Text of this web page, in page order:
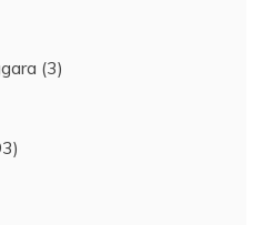
(3)